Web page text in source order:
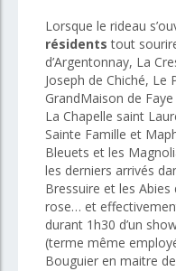
Lorsque le rideau
résidents tout
d’Argentonnay, La
Joseph de Chiché, Le
GrandMaison de
La Chapelle saint
Sainte Famille et
Bleuets et les
les derniers arrivés
Bressuire et les Abies
rose… et
durant 1h30 d’un
(terme même
Bouguier en maitre